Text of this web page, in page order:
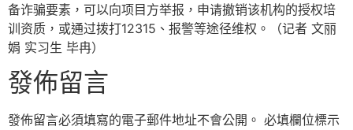
备诈骗要素，可以向项目方举报，申请撤销该机构的授权培
训资质，或通过拨打12315、报警等途径维权。（记者 文丽
娟 实习生 毕冉）
發佈留言
發佈留言必須填寫的電子郵件地址不會公開。 必填欄位標示